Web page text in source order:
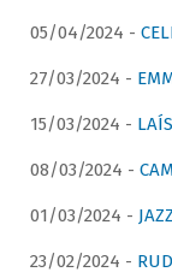
05/04/2024 -
27/03/2024 -
15/03/2024 -
08/03/2024 -
01/03/2024 -
23/02/2024 -